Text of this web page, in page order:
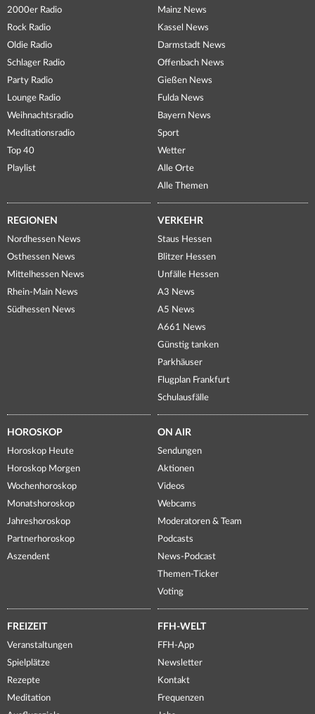
2000er Radio
Rock Radio
Oldie Radio
Schlager Radio
Party Radio
Lounge Radio
Weihnachtsradio
Meditationsradio
Top 40
Playlist
Mainz News
Kassel News
Darmstadt News
Offenbach News
Gießen News
Fulda News
Bayern News
Sport
Wetter
Alle Orte
Alle Themen
REGIONEN
Nordhessen News
Osthessen News
Mittelhessen News
Rhein-Main News
Südhessen News
VERKEHR
Staus Hessen
Blitzer Hessen
Unfälle Hessen
A3 News
A5 News
A661 News
Günstig tanken
Parkhäuser
Flugplan Frankfurt
Schulausfälle
HOROSKOP
Horoskop Heute
Horoskop Morgen
Wochenhoroskop
Monatshoroskop
Jahreshoroskop
Partnerhoroskop
Aszendent
ON AIR
Sendungen
Aktionen
Videos
Webcams
Moderatoren & Team
Podcasts
News-Podcast
Themen-Ticker
Voting
FREIZEIT
Veranstaltungen
Spielplätze
Rezepte
Meditation
FFH-WELT
FFH-App
Newsletter
Kontakt
Frequenzen